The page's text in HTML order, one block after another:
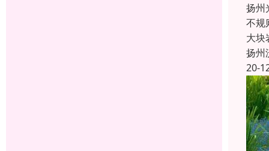
扬州
不规
大块
扬州
20-